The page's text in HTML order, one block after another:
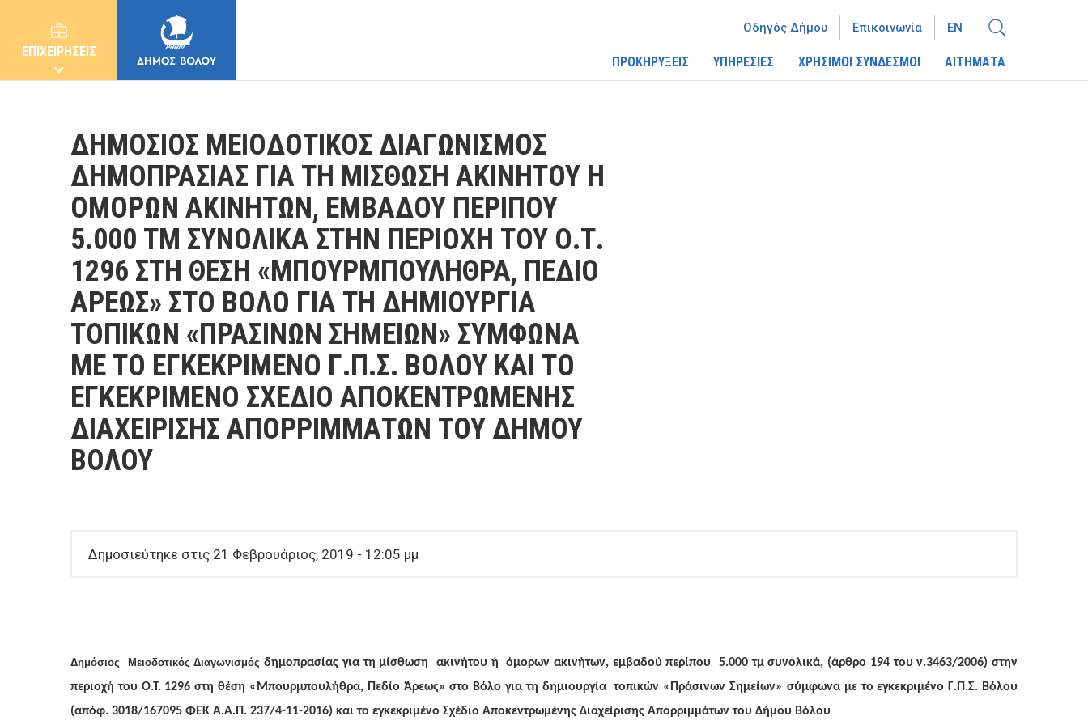
ΕΠΙΧΕΙΡΗΣΕΙΣ
E-ΥΠΗΡΕΣΙΕΣ
ΕΠΙΧΕΙΡΗΣΕΙΣ
ΕΠΙΣΚΕΠΤΕΣ
ΠΡΟΚΗΡΥΞΕΙΣ ΥΠΗΡΕΣΙΕΣ ΧΡΗΣΙΜΟΙ ΣΥΝΔΕΣΜΟΙ ΑΙΤΗΜΑΤΑ
Οδηγός Δήμου Επικοινωνία EN
ΔΗΜΟΣΙΟΣ ΜΕΙΟΔΟΤΙΚΟΣ ΔΙΑΓΩΝΙΣΜΟΣ
ΔΗΜΟΠΡΑΣΙΑΣ ΓΙΑ ΤΗ ΜΙΣΘΩΣΗ ΑΚΙΝΗΤΟΥ Η
ΟΜΟΡΩΝ ΑΚΙΝΗΤΩΝ, ΕΜΒΑΔΟΥ ΠΕΡΙΠΟΥ
5.000 ΤΜ ΣΥΝΟΛΙΚΑ ΣΤΗΝ ΠΕΡΙΟΧΗ ΤΟΥ Ο.Τ.
1296 ΣΤΗ ΘΕΣΗ «ΜΠΟΥΡΜΠΟΥΛΗΘΡΑ, ΠΕΔΙΟ
ΑΡΕΩΣ» ΣΤΟ ΒΟΛΟ ΓΙΑ ΤΗ ΔΗΜΙΟΥΡΓΙΑ
ΤΟΠΙΚΩΝ «ΠΡΑΣΙΝΩΝ ΣΗΜΕΙΩΝ» ΣΥΜΦΩΝΑ
ΜΕ ΤΟ ΕΓΚΕΚΡΙΜΕΝΟ Γ.Π.Σ. ΒΟΛΟΥ ΚΑΙ ΤΟ
ΕΓΚΕΚΡΙΜΕΝΟ ΣΧΕΔΙΟ ΑΠΟΚΕΝΤΡΩΜΕΝΗΣ
ΔΙΑΧΕΙΡΙΣΗΣ ΑΠΟΡΡΙΜΜΑΤΩΝ ΤΟΥ ΔΗΜΟΥ
ΒΟΛΟΥ
Δημοσιεύτηκε στις 21 Φεβρουάριος, 2019 - 12:05 μμ
Δημόσιος Μειοδοτικός Διαγωνισμός δημοπρασίας για τη μίσθωση ακινήτου ή όμορων ακινήτων, εμβαδού περίπου 5.000 τμ συνολικά, (άρθρο 194 του ν.3463/2006) στην
περιοχή του Ο.Τ. 1296 στη θέση «Μπουρμπουλήθρα, Πεδίο Άρεως» στο Βόλο για τη δημιουργία τοπικών «Πράσινων Σημείων» σύμφωνα με το εγκεκριμένο Γ.Π.Σ. Βόλου
(απόφ. 3018/167095 ΦΕΚ Α.Α.Π. 237/4-11-2016) και το εγκεκριμένο Σχέδιο Αποκεντρωμένης Διαχείρισης Απορριμμάτων του Δήμου Βόλου